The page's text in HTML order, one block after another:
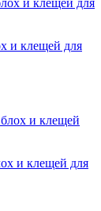
и клещей для
и клещей для